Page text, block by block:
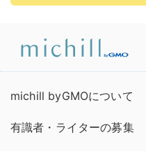
michill byGMOについて
有識者・ライターの募集